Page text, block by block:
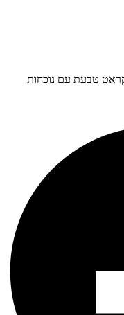
וינטאג׳ משובצת ביהלום מרכזי 5.39 קראט טבעת עם נוכחות